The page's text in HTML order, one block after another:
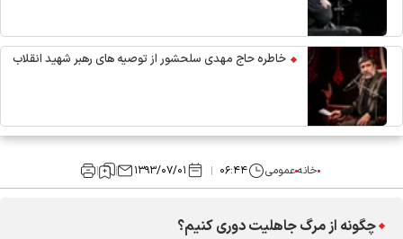
خاطره حاج مهدی سلحشور از توصیه های رهبر شهید انقلاب
خانهعمومی ۰۶:۴۴ ۱۳۹۳/۰۷/۰۱
چگونه از مرگ جاهلیت دوری کنیم؟